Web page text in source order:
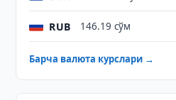
RUB 146.19 сўм
Барча валюта курслари →